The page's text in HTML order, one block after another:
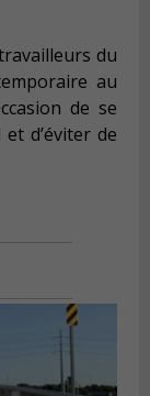
du
au
de se
d’éviter de